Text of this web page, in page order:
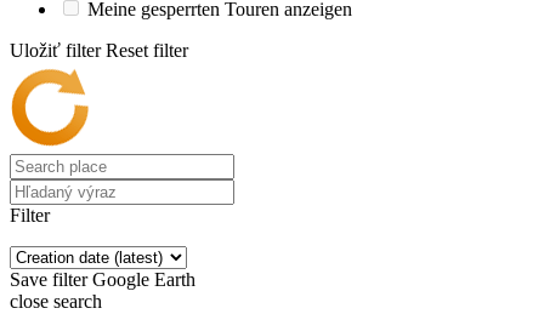
Meine gesperrten Touren anzeigen
Uložiť filter Reset filter
Filter
Save filter Google Earth
close search